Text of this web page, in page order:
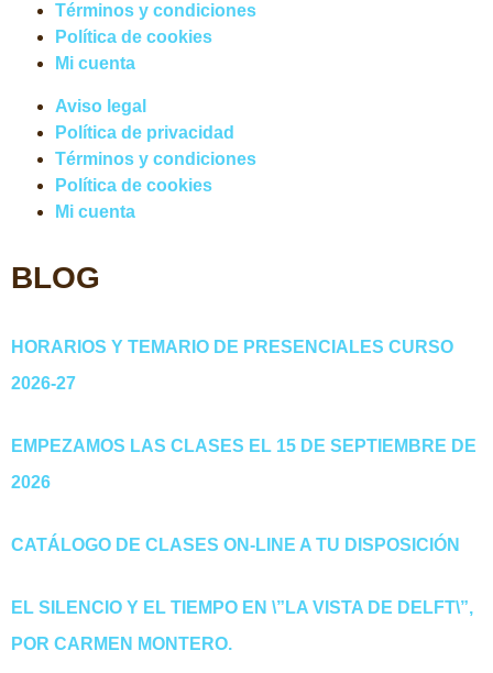
Términos y condiciones
Política de cookies
Mi cuenta
Aviso legal
Política de privacidad
Términos y condiciones
Política de cookies
Mi cuenta
BLOG
HORARIOS Y TEMARIO DE PRESENCIALES CURSO
2026-27
EMPEZAMOS LAS CLASES EL 15 DE SEPTIEMBRE DE
2026
CATÁLOGO DE CLASES ON-LINE A TU DISPOSICIÓN
EL SILENCIO Y EL TIEMPO EN \”LA VISTA DE DELFT\”,
POR CARMEN MONTERO.